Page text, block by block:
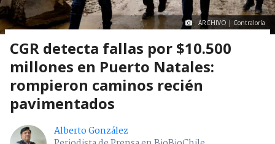
ARCHIVO | Contraloría
CGR detecta fallas por $10.500
millones en Puerto Natales:
rompieron caminos recién
pavimentados
Alberto González